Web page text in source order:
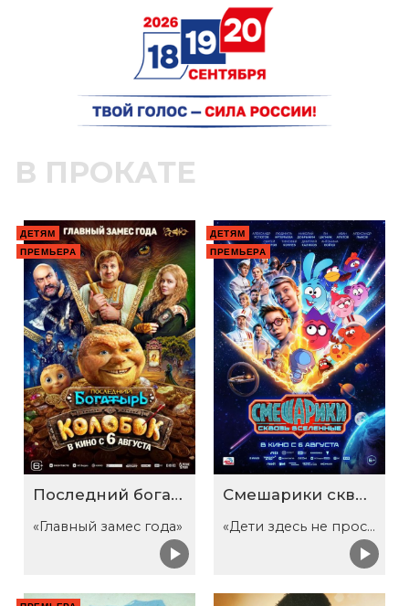
В ПРОКАТЕ
ДЕТЯМ
ПРЕМЬЕРА
Последний богатырь. Колобок
«Главный замес года»
ДЕТЯМ
ПРЕМЬЕРА
Смешарики сквозь вселенные
«Дети здесь не просто так»